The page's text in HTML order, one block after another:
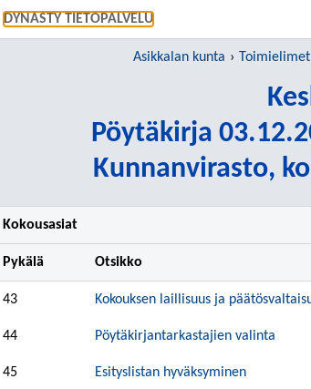
DYNASTY TIETOPALVELU
Asikkalan kunta Toimielimet
Pöytäkirja
Kunnanvirasto,
Kokousasiat
Pykälä Otsikko
43 Kokouksen laillisuus ja
44 Pöytäkirjantarkastajien valinta
45 Esityslistan hyväksyminen